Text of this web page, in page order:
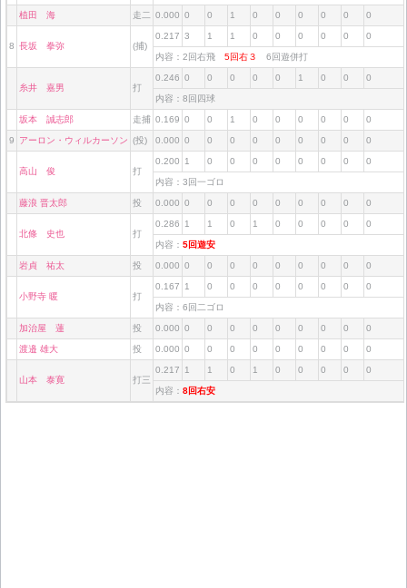
植田 海 走二 0.000 0 0 1 0 0 0 0 0 0
8 長坂 拳弥 (捕)
0.217 3 1 1 0 0 0 0 0 0
内容：2回右飛 5回右３ 6回遊併打
糸井 嘉男 打
0.246 0 0 0 0 0 1 0 0 0
内容：8回四球
坂本 誠志郎 走捕 0.169 0 0 1 0 0 0 0 0 0
9 アーロン・ウィルカーソン (投) 0.000 0 0 0 0 0 0 0 0 0
高山 俊 打
0.200 1 0 0 0 0 0 0 0 0
内容：3回一ゴロ
藤浪 晋太郎 投 0.000 0 0 0 0 0 0 0 0 0
北條 史也 打
0.286 1 1 0 1 0 0 0 0 0
内容： 5回遊安
岩貞 祐太 投 0.000 0 0 0 0 0 0 0 0 0
小野寺 暖 打
0.167 1 0 0 0 0 0 0 0 0
内容：6回二ゴロ
加治屋 蓮 投 0.000 0 0 0 0 0 0 0 0 0
渡邉 雄大 投 0.000 0 0 0 0 0 0 0 0 0
山本 泰寛 打三
0.217 1 1 0 1 0 0 0 0 0
内容： 8回右安